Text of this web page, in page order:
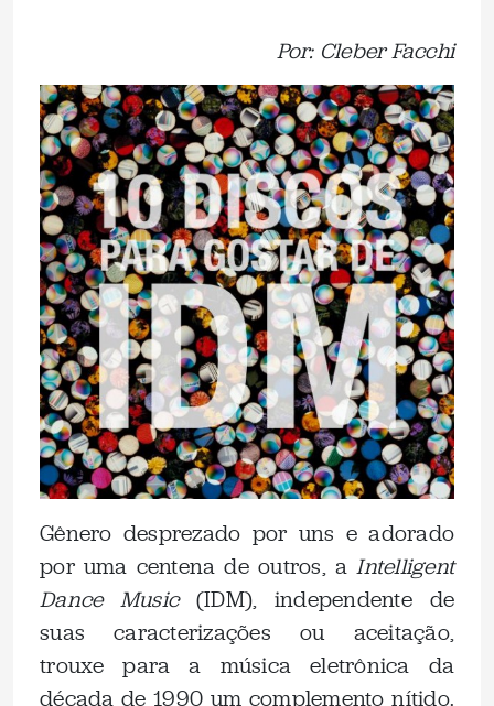
Por: Cleber Facchi
Gênero desprezado por uns e adorado
por uma centena de outros, a Intelligent
Dance Music(IDM), independente de
suas caracterizações ou aceitação,
trouxe para a música eletrônica da
década de 1990 um complemento nítido.